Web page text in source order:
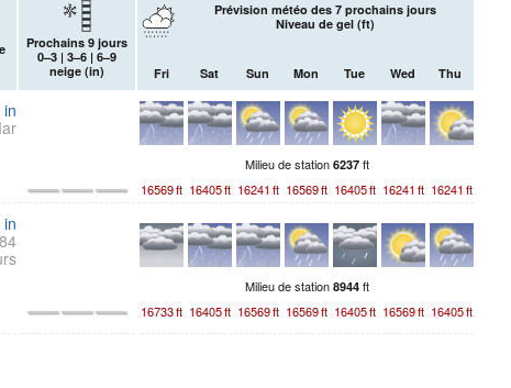
Prochains 9 jours
0–3 | 3–6 | 6–9
neige (in)
Prévision météo des 7 prochains jours
Niveau de gel (ft)
Fri Sat Sun Mon Tue Wed Thu
in
Milieu de station 6237 ft
16569ft 16405ft 16241 ft 16569ft 16405ft 16241 ft 16241 ft
in
Milieu de station 8944 ft
16733ft 16405ft 16569ft 16569ft 16405ft 16569ft 16405ft